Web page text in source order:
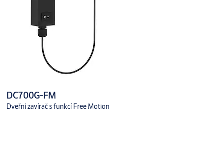
DC700G-FM
Dveřní zavírač s funkcí Free Motion